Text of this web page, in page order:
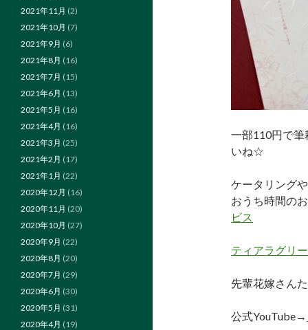
一部110円で
いね☆
ケータリング
おうち時間の
ビス
ティアラグリ
先輩花嫁さん
公式YouTube→
2021年11月 (2)
2021年10月 (7)
2021年9月 (6)
2021年8月 (16)
2021年7月 (15)
2021年6月 (13)
2021年5月 (16)
2021年4月 (16)
2021年3月 (25)
2021年2月 (17)
2021年1月 (22)
2020年12月 (16)
2020年11月 (20)
2020年10月 (27)
2020年9月 (22)
2020年8月 (20)
2020年7月 (29)
2020年6月 (30)
2020年5月 (31)
2020年4月 (19)